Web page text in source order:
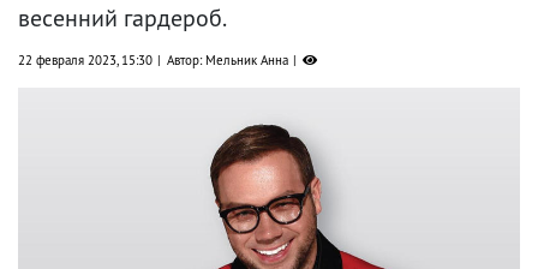
весенний гардероб.
22 февраля 2023, 15:30 Автор: Мельник Анна